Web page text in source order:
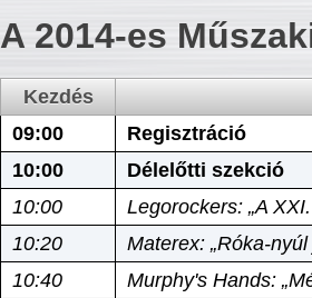
A 2014-es
Kezdés
09:00
Regisztráció
10:00
Délelőtti szekció
10:00
Legorockers: „A
10:20
Materex: „Róka-nyúl
10:40
Murphy's Hands: